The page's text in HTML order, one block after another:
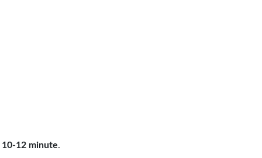
10-12 minute.